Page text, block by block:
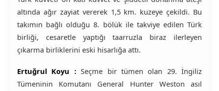
altında ağır zayiat vererek 1,5 km. kuzeye çekildi. Bu
takımın bağlı olduğu 8. bölük ile takviye edilen Türk
birliği, cesaretle yaptığı taarruzla biraz ilerleyen
çıkarma birliklerini eski hisarlığa attı.
Ertuğrul Koyu :Seçme bir tümen olan 29. İngiliz
Tümeninin Komutanı General Hunter Weston asıl